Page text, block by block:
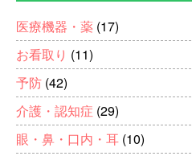
医療機器・薬 (17)
お看取り (11)
予防 (42)
介護・認知症 (29)
眼・鼻・口内・耳 (10)